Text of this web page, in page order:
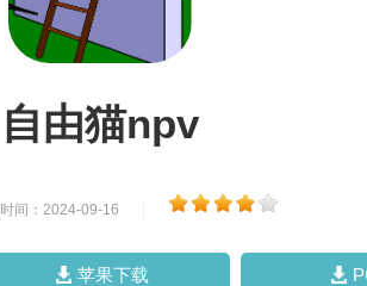
自由猫npv
时间：2024-09-16
苹果下载